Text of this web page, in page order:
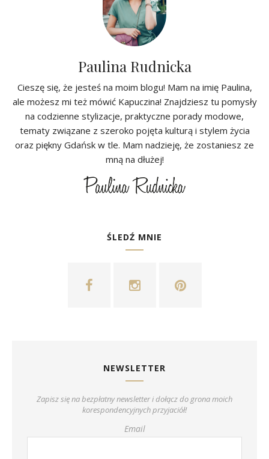
Paulina Rudnicka
Cieszę się, że jesteś na moim blogu! Mam na imię Paulina,
ale możesz mi też mówić Kapuczina! Znajdziesz tu pomysły
na codzienne stylizacje, praktyczne porady modowe,
tematy związane z szeroko pojęta kulturą i stylem życia
oraz piękny Gdańsk w tle. Mam nadzieję, że zostaniesz ze
mną na dłużej!
ŚLEDŹ MNIE
NEWSLETTER
Zapisz się na bezpłatny newsletter i dołącz do grona moich
korespondencyjnych przyjaciół!
Email